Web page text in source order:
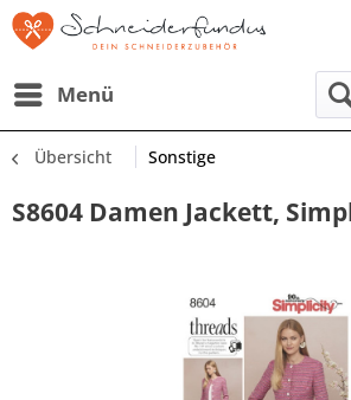
Menü
Übersicht Sonstige
S8604 Damen Jackett,